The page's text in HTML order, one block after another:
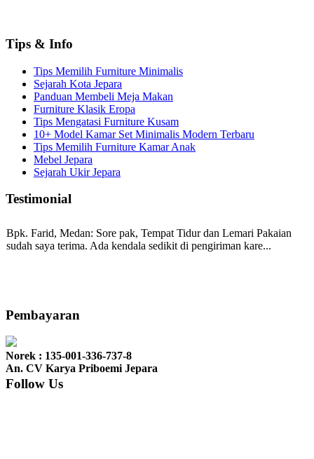
Tips & Info
Tips Memilih Furniture Minimalis
Sejarah Kota Jepara
Panduan Membeli Meja Makan
Furniture Klasik Eropa
Tips Mengatasi Furniture Kusam
10+ Model Kamar Set Minimalis Modern Terbaru
Tips Memilih Furniture Kamar Anak
Mebel Jepara
Sejarah Ukir Jepara
Testimonial
Bpk. Farid, Medan: Sore pak, Tempat Tidur dan Lemari Pakaian
sudah saya terima. Ada kendala sedikit di pengiriman kare...
bale2 dan kursi teras saya sudah saya terima dan p...
Ibu Vina, Bogor:Meja belajar cocok Pak, bagus dan kayu jati tua
seperti yang saya punya di rumah...
Pembayaran
Norek : 135-001-336-737-8
An. CV Karya Priboemi Jepara
Follow Us